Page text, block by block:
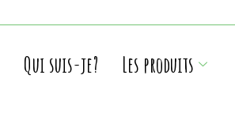
Qui suis-je? Les produits